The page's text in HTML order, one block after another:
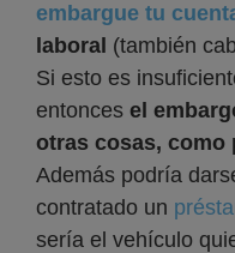
embargue tu
laboral (también
Si esto es
entonces el
otras cosas, como
Además podría
contratado un
sería el vehículo